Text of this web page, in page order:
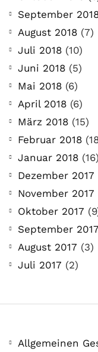
September
August 2018 (7)
Juli 2018 (10)
Juni 2018 (5)
Mai 2018 (6)
April 2018 (6)
März 2018 (15)
Februar 2018
Januar 2018 (16)
Dezember 2017
November 2017
Oktober 2017
September 2017
August 2017 (3)
Juli 2017 (2)
Allgemeinen